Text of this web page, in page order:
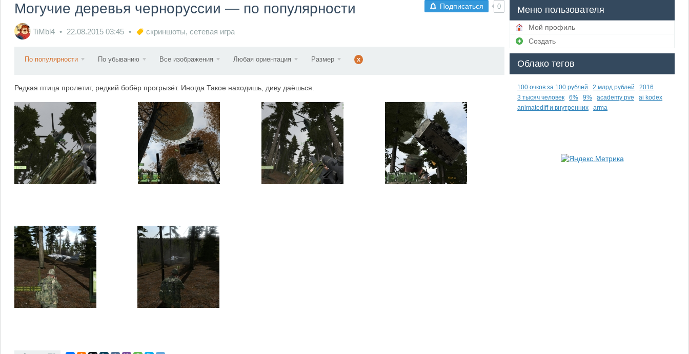
Подписаться 0
Могучие деревья черноруссии — по популярности
TiMbl4 22.08.2015 03:45 скриншоты, сетевая игра
По популярности По убыванию Все изображения Любая ориентация Размер x
Редкая птица пролетит, редкий бобёр прогрызёт. Иногда Такое находишь, диву даёшься.
Меню пользователя
Мой профиль
Создать
Облако тегов
100 очков за 100 рублей 2 млрд рублей
2016
3 тысяч человек
6% 9% academy pve
ai kodex
animatediff и внутренних
arma